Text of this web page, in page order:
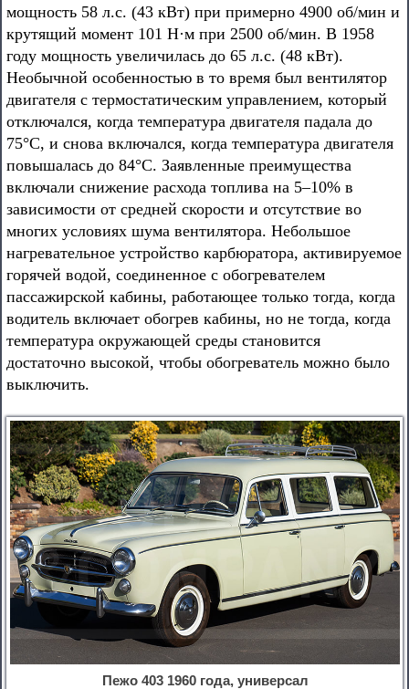
мощность 58 л.с. (43 кВт) при примерно 4900 об/мин и
крутящий момент 101 Н·м при 2500 об/мин. В 1958
году мощность увеличилась до 65 л.с. (48 кВт).
Необычной особенностью в то время был вентилятор
двигателя с термостатическим управлением, который
отключался, когда температура двигателя падала до
75°C, и снова включался, когда температура двигателя
повышалась до 84°C. Заявленные преимущества
включали снижение расхода топлива на 5–10% в
зависимости от средней скорости и отсутствие во
многих условиях шума вентилятора. Небольшое
нагревательное устройство карбюратора, активируемое
горячей водой, соединенное с обогревателем
пассажирской кабины, работающее только тогда, когда
водитель включает обогрев кабины, но не тогда, когда
температура окружающей среды становится
достаточно высокой, чтобы обогреватель можно было
выключить.
Пежо 403 1960 года, универсал